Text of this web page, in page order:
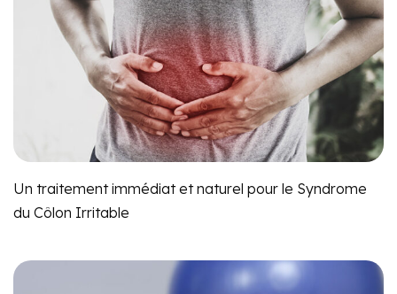
Un traitement immédiat et naturel pour le Syndrome
du Côlon Irritable